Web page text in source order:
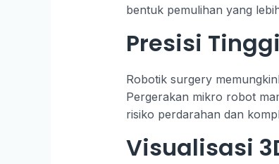
bentuk pemulihan yang
Presisi
Robotik surgery
Pergerakan mikro robot
risiko perdarahan dan
Visualisasi